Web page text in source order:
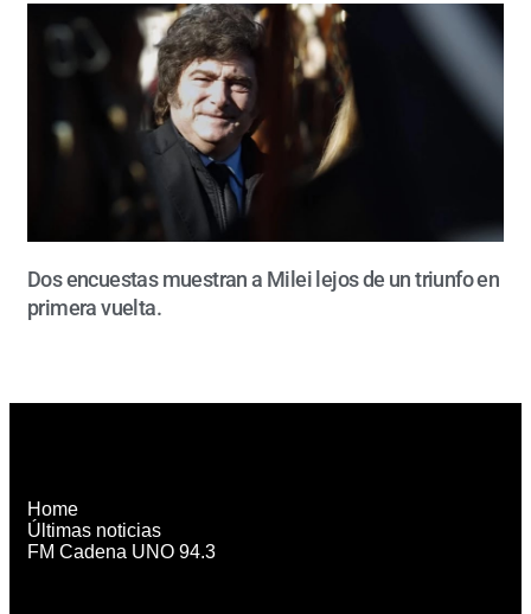
Dos encuestas muestran a Milei lejos de un triunfo en
primera vuelta.
Home
Últimas noticias
FM Cadena UNO 94.3